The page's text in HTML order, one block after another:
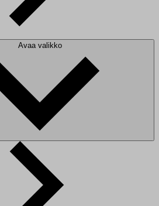
Avaa valikko